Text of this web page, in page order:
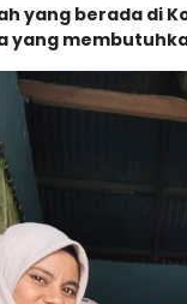
yang berada di
yang